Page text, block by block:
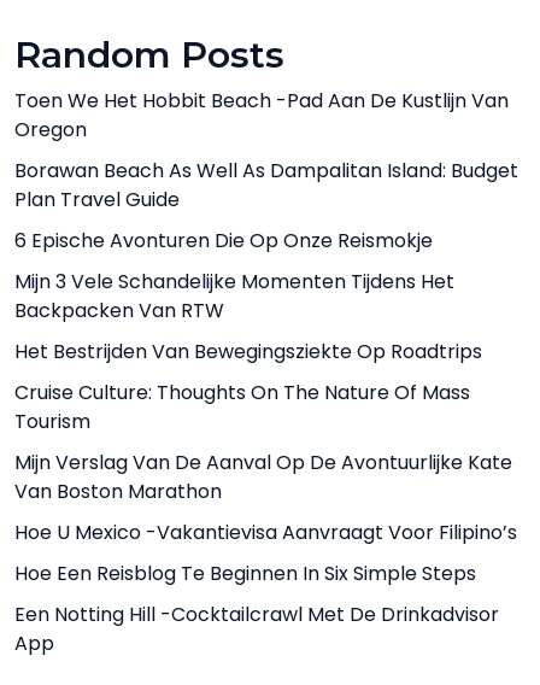
Random Posts
Toen We Het Hobbit Beach -pad Aan De Kustlijn Van
Oregon
Borawan Beach As Well As Dampalitan Island: Budget
Plan Travel Guide
6 Epische Avonturen Die Op Onze Reismokje
Mijn 3 Vele Schandelijke Momenten Tijdens Het
Backpacken Van RTW
Het Bestrijden Van Bewegingsziekte Op Roadtrips
Cruise Culture: Thoughts On The Nature Of Mass
Tourism
Mijn Verslag Van De Aanval Op De Avontuurlijke Kate
Van Boston Marathon
Hoe U Mexico -vakantievisa Aanvraagt ​​voor Filipino’s
Hoe Een Reisblog Te Beginnen In Six Simple Steps
Een Notting Hill -cocktailcrawl Met De Drinkadvisor
App